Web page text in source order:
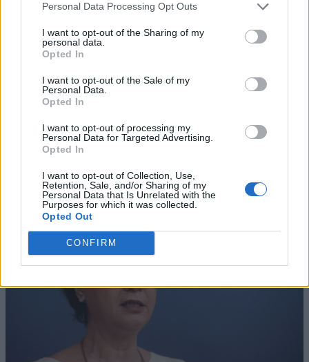
Personal Data Processing Opt Outs
I want to opt-out of the Sharing of my
personal data.
Opted In
I want to opt-out of the Sale of my
Personal Data.
Opted In
I want to opt-out of processing my
Personal Data for Targeted Advertising.
Opted In
I want to opt-out of Collection, Use,
Retention, Sale, and/or Sharing of my
Personal Data that Is Unrelated with the
Purposes for which it was collected.
Opted Out
CONFIRM